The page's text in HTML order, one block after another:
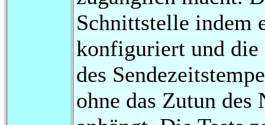
Schnittstelle indem
konfiguriert und die
des
ohne das Zutun des